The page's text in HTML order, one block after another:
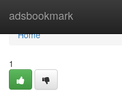
adsbookmark
Home
Home
1